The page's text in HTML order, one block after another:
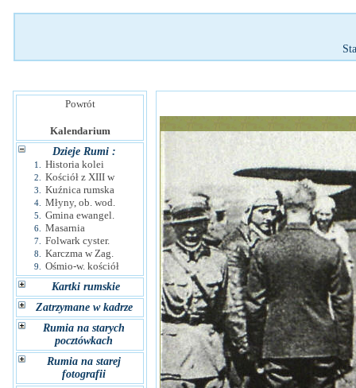
Powrót
Kalendarium
Dzieje Rumi :
1. Historia kolei
2. Kościół z XIII w
3. Kuźnica rumska
4. Młyny, ob. wod.
5. Gmina ewangel.
6. Masarnia
7. Folwark cyster.
8. Karczma w Zag.
9.
Ośmio-w. kościół
Kartki rumskie
Zatrzymane w kadrze
Rumia na starych
pocztówkach
Rumia na starej
fotografii